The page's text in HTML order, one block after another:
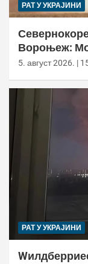
РАТ У УКРАЈИНИ
Вороњеж:
балистичких
5. август 2026. |
РАТ У УКРАЈИНИ